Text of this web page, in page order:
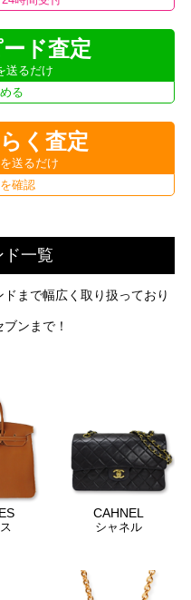
ド査定
送るだけ
る
く査定
送るだけ
確認
ド一覧
まで幅広く取り扱っており
ンまで！
CAHNEL
シャネル